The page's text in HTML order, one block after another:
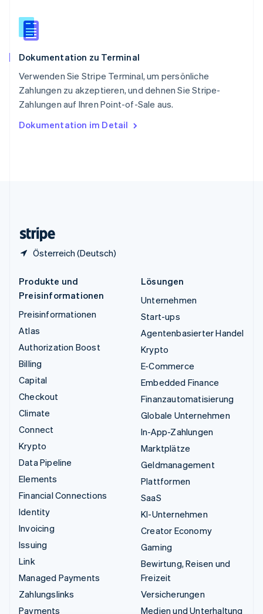
Dokumentation zu Terminal
Verwenden Sie Stripe Terminal, um persönliche
Zahlungen zu akzeptieren, und dehnen Sie Stripe-
Zahlungen auf Ihren Point-of-Sale aus.
Dokumentation im Detail
Österreich (Deutsch)
China
English
EspañolEnglish
Thailand
Tschechische Republik
English
English
Produkte und
Preisinformationen
Preisinformationen
Atlas
Authorization Boost
Billing
Capital
Checkout
Climate
Connect
Krypto
Data Pipeline
Elements
Financial Connections
Identity
Invoicing
Issuing
Link
Managed Payments
Zahlungslinks
Payments
Lösungen
Unternehmen
Start-ups
Agentenbasierter Handel
Krypto
E-Commerce
Embedded Finance
Finanzautomatisierung
Globale Unternehmen
In-App-Zahlungen
Marktplätze
Geldmanagement
Plattformen
SaaS
KI-Unternehmen
Creator Economy
Gaming
Bewirtung, Reisen und
Freizeit
Versicherungen
Medien und Unterhaltung